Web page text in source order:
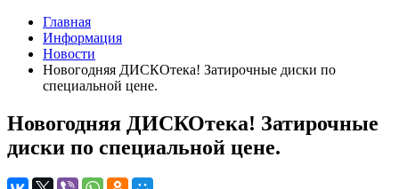
Главная
Информация
Новости
Новогодняя ДИСКОтека! Затирочные диски по
специальной цене.
Новогодняя ДИСКОтека! Затирочные
диски по специальной цене.